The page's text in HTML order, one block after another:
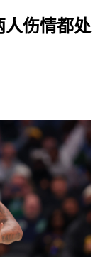
人伤情都处